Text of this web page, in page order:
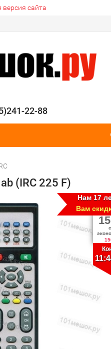
версия сайта
22-88
(IRC 225 F)
Нам 17
Вам
15